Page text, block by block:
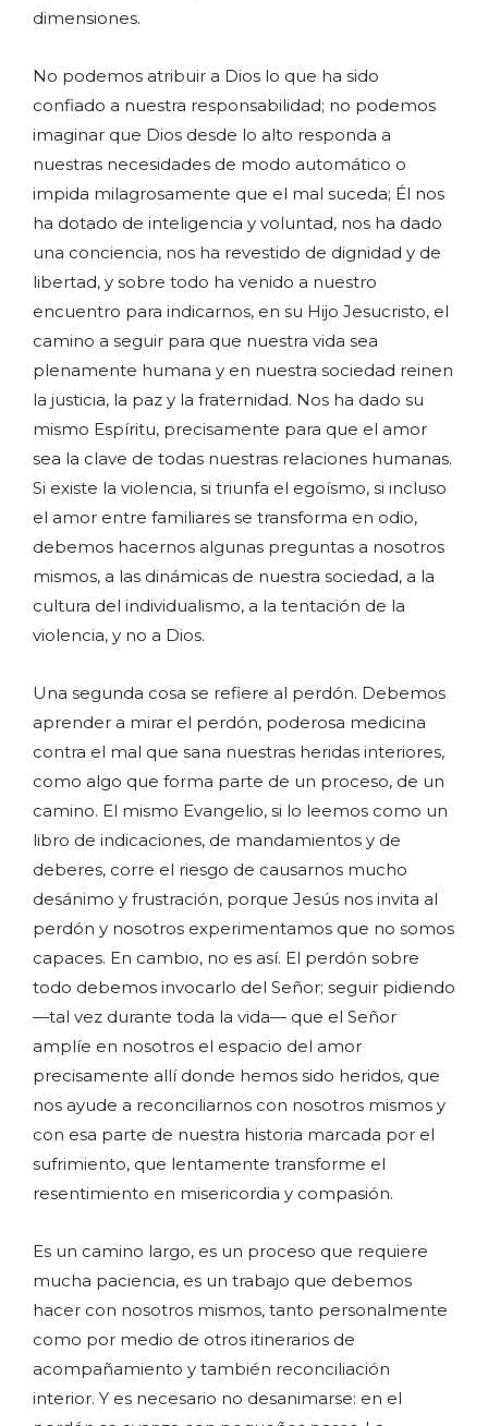
dimensiones.
No podemos atribuir a Dios lo que ha sido
confiado a nuestra responsabilidad; no podemos
imaginar que Dios desde lo alto responda a
nuestras necesidades de modo automático o
impida milagrosamente que el mal suceda; Él nos
ha dotado de inteligencia y voluntad, nos ha dado
una conciencia, nos ha revestido de dignidad y de
libertad, y sobre todo ha venido a nuestro
encuentro para indicarnos, en su Hijo Jesucristo, el
camino a seguir para que nuestra vida sea
plenamente humana y en nuestra sociedad reinen
la justicia, la paz y la fraternidad. Nos ha dado su
mismo Espíritu, precisamente para que el amor
sea la clave de todas nuestras relaciones humanas.
Si existe la violencia, si triunfa el egoísmo, si incluso
el amor entre familiares se transforma en odio,
debemos hacernos algunas preguntas a nosotros
mismos, a las dinámicas de nuestra sociedad, a la
cultura del individualismo, a la tentación de la
violencia, y no a Dios.
Una segunda cosa se refiere al perdón. Debemos
aprender a mirar el perdón, poderosa medicina
contra el mal que sana nuestras heridas interiores,
como algo que forma parte de un proceso, de un
camino. El mismo Evangelio, si lo leemos como un
libro de indicaciones, de mandamientos y de
deberes, corre el riesgo de causarnos mucho
desánimo y frustración, porque Jesús nos invita al
perdón y nosotros experimentamos que no somos
capaces. En cambio, no es así. El perdón sobre
todo debemos invocarlo del Señor; seguir pidiendo
—tal vez durante toda la vida— que el Señor
amplíe en nosotros el espacio del amor
precisamente allí donde hemos sido heridos, que
nos ayude a reconciliarnos con nosotros mismos y
con esa parte de nuestra historia marcada por el
sufrimiento, que lentamente transforme el
resentimiento en misericordia y compasión.
Es un camino largo, es un proceso que requiere
mucha paciencia, es un trabajo que debemos
hacer con nosotros mismos, tanto personalmente
como por medio de otros itinerarios de
acompañamiento y también reconciliación
interior. Y es necesario no desanimarse: en el